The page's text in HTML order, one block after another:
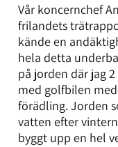
Vår koncernchef
frilandets
kände en
hela detta
på jorden där jag
med golfbilen
förädling. Jorden
vatten efter
byggt upp en hel